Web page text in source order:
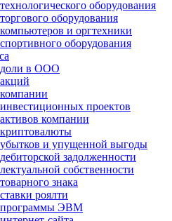
оборудования
оборудования
и оргтехники
оборудования
в ООО
проектов
компании
и упущенной выгоды
задолженности
собственности
знака
роялти
ЭВМ